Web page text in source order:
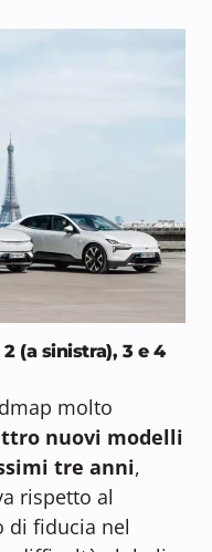
(a sinistra), 3 e 4
molto
nuovi modelli
tre anni,
rispetto al
di fiducia nel